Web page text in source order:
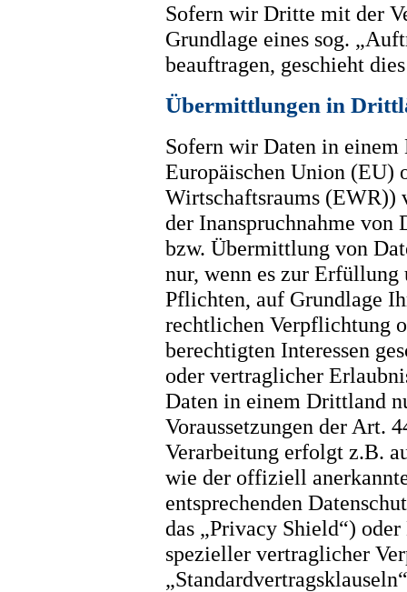
Sofern wir Dritte mit der
Grundlage eines sog.
beauftragen, geschieht
Übermittlungen in
Sofern wir Daten in
Europäischen Union (EU)
Wirtschaftsraums (EWR))
der Inanspruchnahme
bzw. Übermittlung von
nur, wenn es zur
Pflichten, auf Grundlage
rechtlichen Verpflichtung
berechtigten Interessen
oder vertraglicher
Daten in einem Drittland
Voraussetzungen der Art.
Verarbeitung erfolgt z.B.
wie der offiziell
entsprechenden
das „Privacy Shield“)
spezieller vertraglicher